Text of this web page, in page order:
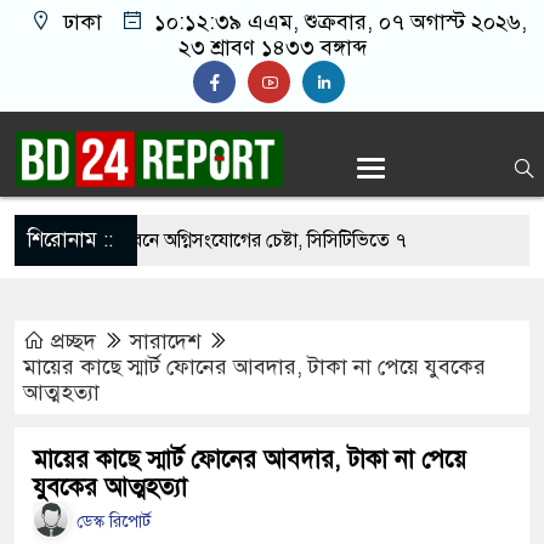
ঢাকা ১০:১২:৪০ এএম, শুক্রবার, ০৭ অগাস্ট ২০২৬,
২৩ শ্রাবণ ১৪৩৩ বঙ্গাব্দ
শিরোনাম ::
বাসভবনে অগ্নিসংযোগের চেষ্টা, সিসিটিভিতে ৭
ছাড়াই মার্কিন ঘাঁটিতে নিখুঁত হামলা চালান ইরানি
১০০ পরিবারকে নতুন ঘর দেবেন প্রধানমন্ত্রী
ছবি তুলে লন্ডনে বয়ফ্রেন্ডের কাছে পাঠাতেন
প্রচ্ছদ
সারাদেশ
মায়ের কাছে স্মার্ট ফোনের আবদার, টাকা না পেয়ে যুবকের
আত্মহত্যা
মায়ের কাছে স্মার্ট ফোনের আবদার, টাকা না পেয়ে
যুবকের আত্মহত্যা
ডেস্ক রিপোর্ট